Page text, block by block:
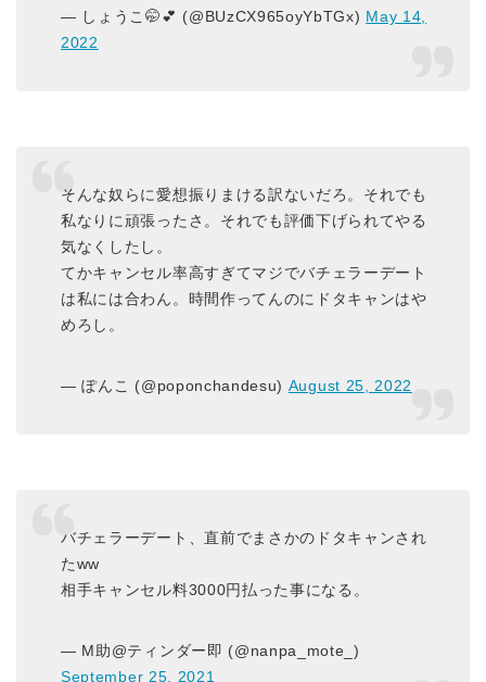
— しょうこ🤭💕 (@BUzCX965oyYbTGx) May 14,
2022
そんな奴らに愛想振りまける訳ないだろ。それでも
私なりに頑張ったさ。それでも評価下げられてやる
気なくしたし。
てかキャンセル率高すぎてマジでバチェラーデート
は私には合わん。時間作ってんのにドタキャンはや
めろし。
— ぽんこ (@poponchandesu) August 25, 2022
バチェラーデート、直前でまさかのドタキャンされ
たww
相手キャンセル料3000円払った事になる。
— M助@ティンダー即 (@nanpa_mote_)
September 25, 2021